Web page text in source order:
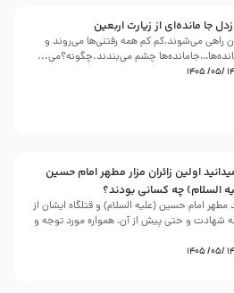
جا مانده‌ای از زیارت اربعین
راهی می‌شوند،کم‌ کم همه رفتنی‌ها می‌روند و
چشم می‌بندند.چگونه؟می‌...
۱۴ /۰۵/ ۱۴۰۵
اولین زائران مزار مطهر امام حسین
السلام) چه کسانی بودند؟
مطهر امام حسین (علیه السلام) و قتلگاه ایشان از
شهادت و حتی پیش از آن، همواره مورد توجه و
۱۴ /۰۵/ ۱۴۰۵